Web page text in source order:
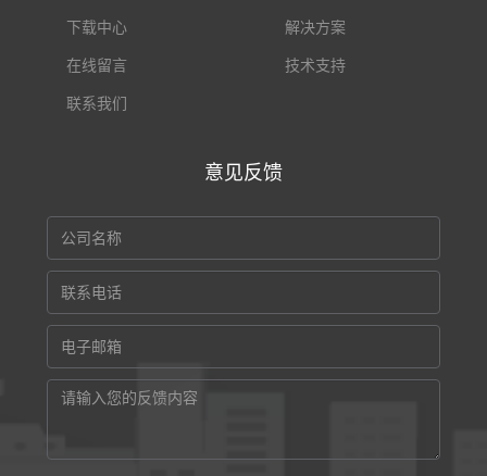
下载中心 解决方案
在线留言 技术支持
联系我们
意见反馈